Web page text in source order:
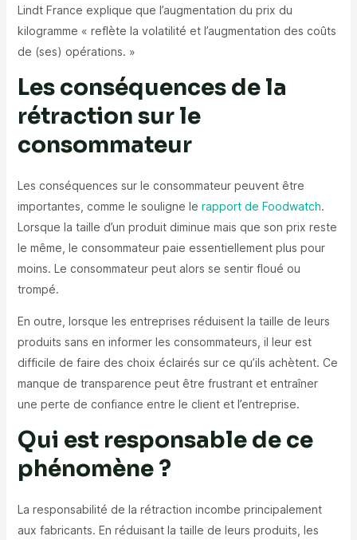
Lindt France explique que l’augmentation du prix du
kilogramme « reflète la volatilité et l’augmentation des coûts
de (ses) opérations. »
Les conséquences de la
rétraction sur le
consommateur
Les conséquences sur le consommateur peuvent être
importantes, comme le souligne le rapport de Foodwatch.
Lorsque la taille d’un produit diminue mais que son prix reste
le même, le consommateur paie essentiellement plus pour
moins. Le consommateur peut alors se sentir floué ou
trompé.
En outre, lorsque les entreprises réduisent la taille de leurs
produits sans en informer les consommateurs, il leur est
difficile de faire des choix éclairés sur ce qu’ils achètent. Ce
manque de transparence peut être frustrant et entraîner
une perte de confiance entre le client et l’entreprise.
Qui est responsable de ce
phénomène ?
La responsabilité de la rétraction incombe principalement
aux fabricants. En réduisant la taille de leurs produits, les